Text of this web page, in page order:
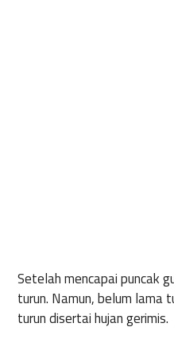
Setelah mencapai puncak
turun. Namun, belum
turun disertai hujan gerimis.